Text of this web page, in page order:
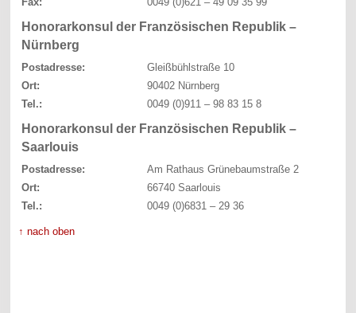
Honorarkonsul der Französischen Republik –
Nürnberg
Postadresse:
Gleißbühlstraße 10
Ort:
90402 Nürnberg
Tel.:
0049 (0)911 – 98 83 15 8
Honorarkonsul der Französischen Republik –
Saarlouis
Postadresse:
Am Rathaus Grünebaumstraße 2
Ort:
66740 Saarlouis
Tel.:
0049 (0)6831 – 29 36
↑ nach oben